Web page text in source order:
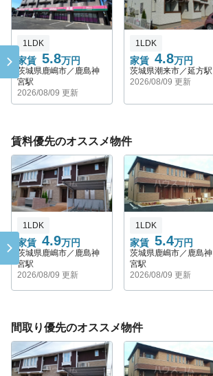
家賃 5.8万円
1LDK
茨城県鹿嶋市／鹿島神
宮駅
2026/08/09 更新
家賃 4.8万円
1LDK
茨城県潮来市／延方駅
2026/08/09 更新
賃料優先のオススメ物件
家賃 4.9万円
1LDK
茨城県鹿嶋市／鹿島神
宮駅
2026/08/09 更新
家賃 5.4万円
1LDK
茨城県鹿嶋市／鹿島神
宮駅
2026/08/09 更新
間取り優先のオススメ物件